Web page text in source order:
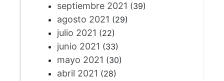
septiembre 2021 (39)
agosto 2021 (29)
julio 2021 (22)
junio 2021 (33)
mayo 2021 (30)
abril 2021 (28)